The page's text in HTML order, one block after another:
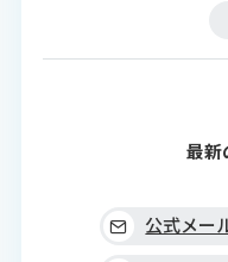
最新
公式メー